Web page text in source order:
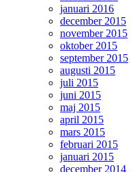
januari 2016
december 2015
november 2015
oktober 2015
september 2015
augusti 2015
juli 2015
juni 2015
maj 2015
april 2015
mars 2015
februari 2015
januari 2015
december 2014